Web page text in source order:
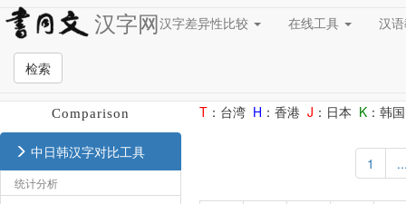
汉字网汉字差异性比较 在线工具 汉
检索
Comparison
中日韩汉字对比工具
统计分析
T ：台湾 H ：香港 J ：日本 K ：韩国
1